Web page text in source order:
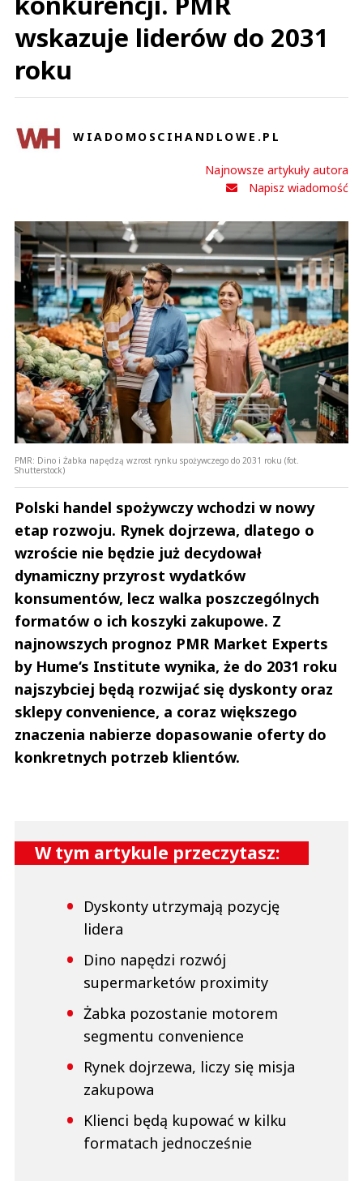
wskazuje liderów do 2031
roku
WIADOMOSCIHANDLOWE.PL
Najnowsze artykuły autora
Napisz wiadomość
PMR: Dino i Żabka napędzą wzrost rynku spożywczego do 2031 roku (fot.
Shutterstock)
Polski handel spożywczy wchodzi w nowy
etap rozwoju. Rynek dojrzewa, dlatego o
wzroście nie będzie już decydował
dynamiczny przyrost wydatków
konsumentów, lecz walka poszczególnych
formatów o ich koszyki zakupowe. Z
najnowszych prognoz PMR Market Experts
by Hume‘s Institute wynika, że do 2031 roku
najszybciej będą rozwijać się dyskonty oraz
sklepy convenience, a coraz większego
znaczenia nabierze dopasowanie oferty do
konkretnych potrzeb klientów.
W tym artykule przeczytasz:
Dyskonty utrzymają pozycję
lidera
Dino napędzi rozwój
supermarketów proximity
Żabka pozostanie motorem
segmentu convenience
Rynek dojrzewa, liczy się misja
zakupowa
Klienci będą kupować w kilku
formatach jednocześnie